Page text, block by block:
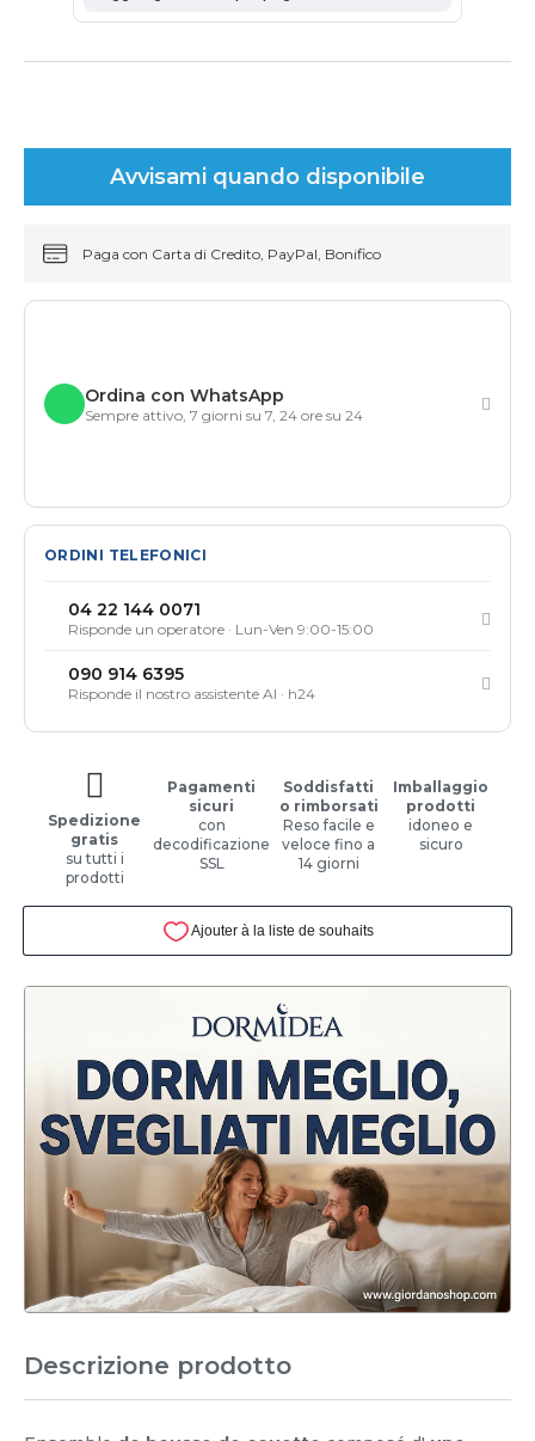
Avvisami quando disponibile
Paga con Carta di Credito, PayPal, Bonifico
Ordina con WhatsApp
Sempre attivo, 7 giorni su 7, 24 ore su 24
ORDINI TELEFONICI
04 22 144 0071
Risponde un operatore · Lun-Ven 9:00-15:00
090 914 6395
Risponde il nostro assistente AI · h24
Spedizione
gratis
su tutti i
prodotti
Pagamenti
sicuri
con
decodificazione
SSL
Soddisfatti
o rimborsati
Reso facile e
veloce fino a
14 giorni
Imballaggio
prodotti
idoneo e
sicuro
Descrizione prodotto